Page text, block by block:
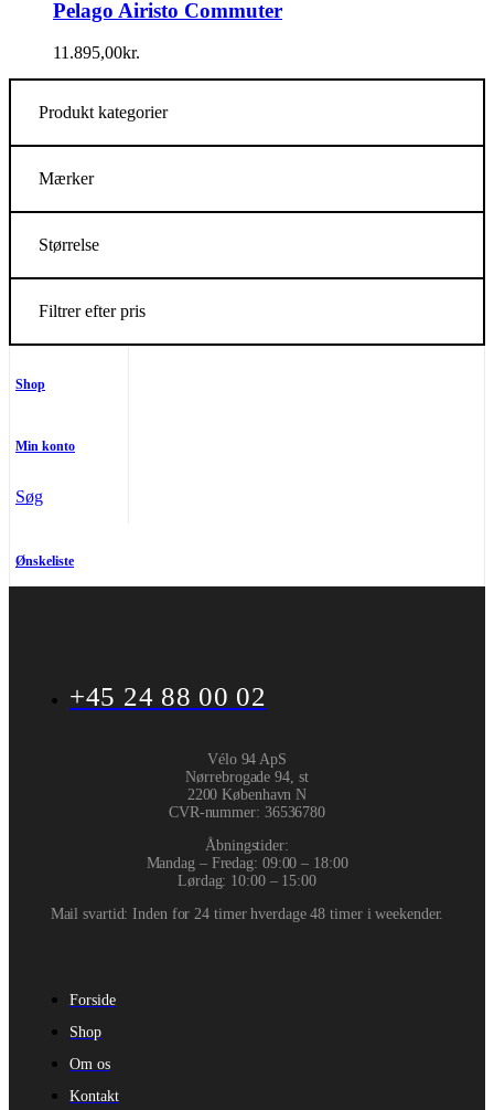
Pelago Airisto Commuter
11.895,00kr.
Produkt kategorier
Mærker
Størrelse
Filtrer efter pris
Shop
Min konto
Søg
Ønskeliste
+45 24 88 00 02
Vélo 94 ApS
Nørrebrogade 94, st
2200 København N
CVR-nummer: 36536780
Åbningstider:
Mandag – Fredag: 09:00 – 18:00
Lørdag: 10:00 – 15:00
Mail svartid: Inden for 24 timer hverdage 48 timer i weekender.
Forside
Shop
Om os
Kontakt